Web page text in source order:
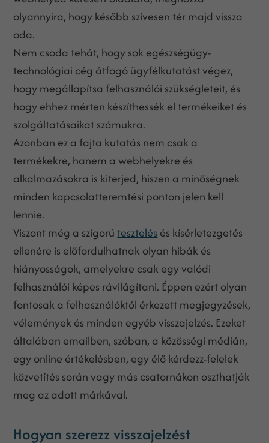
olyannyira, hogy később szívesen tér majd vissza
oda.
Nem csoda tehát, hogy sok egészségügy-
technológiai cég átfogó ügyfélkutatást végez,
hogy megállapítsa felhasználói szükségleteit, és
hogy ehhez mérten készíthessék el termékeiket és
szolgáltatásaikat számukra.
Azonban ez a fajta kutatás nem csak a
termékekre, hanem a webhelyekre és
alkalmazásokra is kiterjed, hiszen a minőségnek
minden kapcsolatteremtési ponton jelen kell
lennie.
Viszont még a szigorútesztelés és kísérletezgetés
ellenére is előfordulhatnak olyan hibák és
hiányosságok, amelyekre csak egy valódi
felhasználói képes rávilágítani. Éppen ezért olyan
fontosak a felhasználóktól érkezett megjegyzések,
vélemények és minden egyéb visszajelzés. Ezeket
általában emailben, szóban, a közösségi médián,
egy online értékelésben, egy élő kérdezz-felelek
közvetítés során vagy más csatornákon oszthatják
meg az adott márkával.
Hogyan szerezz visszajelzést